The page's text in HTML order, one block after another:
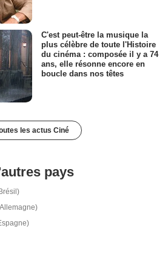
C'est peut-être la musique la
plus célèbre de toute l'Histoire
du cinéma : composée il y a 74
ans, elle résonne encore en
boucle dans nos têtes
les actus Ciné
pays